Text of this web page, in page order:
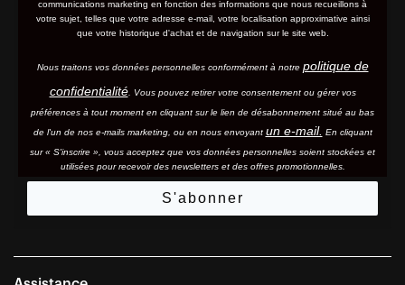
communications marketing en fonction des informations que nous recueillons à
votre sujet, telles que votre adresse e-mail, votre localisation approximative ainsi
que votre historique d'achat et de navigation sur le site web.
Nous traitons vos données personnelles conformément à notre politique de
confidentialité. Vous pouvez retirer votre consentement ou gérer vos
préférences à tout moment en cliquant sur le lien de désabonnement situé au bas
de l'un de nos e-mails marketing, ou en nous envoyant un e-mail. En cliquant
sur « S'inscrire », vous acceptez que vos données personnelles soient stockées et
utilisées pour recevoir des newsletters et des offres promotionnelles.
S'abonner